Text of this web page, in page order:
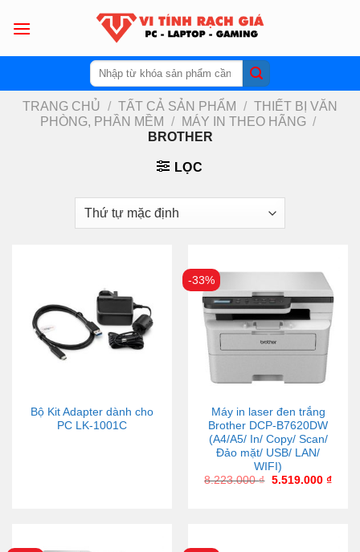
Tìm
kiếm:
TRANG CHỦ / TẤT CẢ SẢN PHẨM / THIẾT BỊ VĂN
PHÒNG, PHẦN MỀM
/ MÁY IN THEO HÃNG /
BROTHER
LỌC
Bộ Kit Adapter dành cho
PC LK-1001C
-33%
Máy in laser đen trắng
Brother DCP-B7620DW
(A4/A5/ In/ Copy/ Scan/
Đảo mặt/ USB/ LAN/
WIFI)
8.223.000₫ 5.519.000 ₫